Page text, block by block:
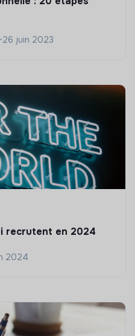
•26 juin 2023
recrutent en 2024
2024